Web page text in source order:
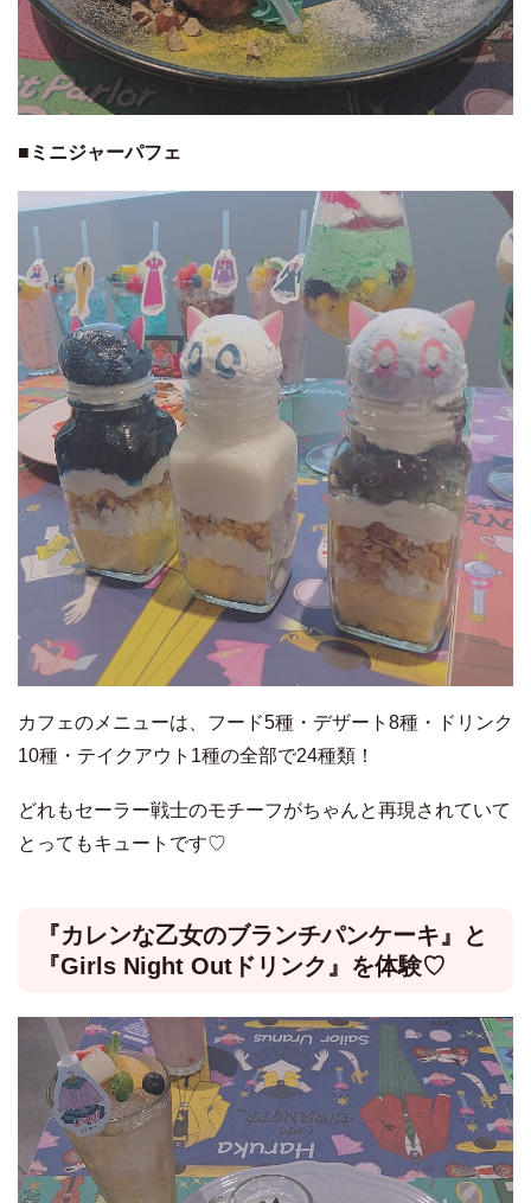
■ミニジャーパフェ
カフェのメニューは、フード5種・デザート8種・ドリンク
10種・テイクアウト1種の全部で24種類！
どれもセーラー戦士のモチーフがちゃんと再現されていて
とってもキュートです♡
『カレンな乙女のブランチパンケーキ』と
『Girls Night Outドリンク』を体験♡